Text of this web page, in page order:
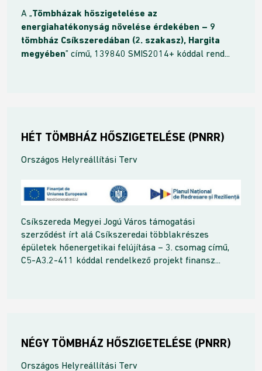
A „ Tömbházak hőszigetelése az
energiahatékonyság növelése érdekében – 9
tömbház Csíkszeredában (2. szakasz), Hargita
megyében” című, 139840 SMIS2014+ kóddal rend...
HÉT TÖMBHÁZ HŐSZIGETELÉSE (PNRR)
Országos Helyreállítási Terv
Csíkszereda Megyei Jogú Város támogatási
szerződést írt alá Csíkszeredai többlakrészes
épületek hőenergetikai felújítása – 3. csomag című,
C5-A3.2-411 kóddal rendelkező projekt finansz...
NÉGY TÖMBHÁZ HŐSZIGETELÉSE (PNRR)
Országos Helyreállítási Terv